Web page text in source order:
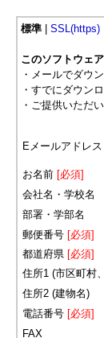
標準 SSL(https)
このソフトウェ
・メールでダウ
・すでにダウン
・ご提供いただ
Eメールアドレス
お名前 [必須]
会社名・学校名
部署・学部名
郵便番号 [必須]
都道府県 [必須]
住所1 (市区町村
住所2 (建物名)
電話番号 [必須]
FAX